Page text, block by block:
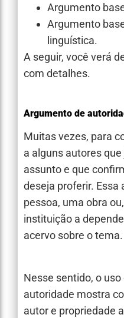
Argumento
Argumento
linguística.
A seguir, você verá
com detalhes.
Argumento de
Muitas vezes, para
a alguns autores
assunto e que
deseja proferir. Essa
pessoa, uma obra
instituição a
acervo sobre o tema.
Nesse sentido, o
autoridade mostra
autor e propriedade